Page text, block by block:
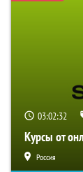
03:02:31
Курсы от
Россия